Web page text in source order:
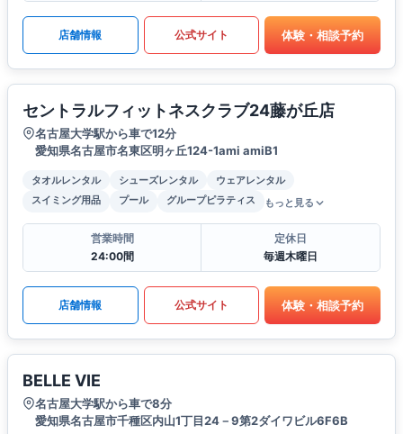
店舗情報 公式サイト 体験・相談予約
セントラルフィットネスクラブ24藤が丘店
名古屋大学駅から車で12分
愛知県名古屋市名東区明ヶ丘124-1ami amiB1
タオルレンタル シューズレンタル
ウェアレンタル
スイミング用品
プール グループピラティス もっと見る
営業時間
24:00間
定休日
毎週木曜日
店舗情報 公式サイト 体験・相談予約
BELLE VIE
名古屋大学駅から車で8分
愛知県名古屋市千種区内山1丁目24－9第2ダイワビル6F6B